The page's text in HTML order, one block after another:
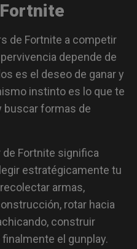
de Fortnite a competir
depende de
es el deseo de ganar y
instinto es lo que te
buscar formas de
Fortnite significa
estratégicamente tu
armas,
rotar hacia
construir
el gunplay.